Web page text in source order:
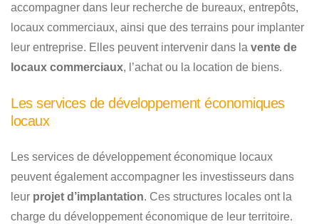
accompagner dans leur recherche de bureaux, entrepôts,
locaux commerciaux, ainsi que des terrains pour implanter
leur entreprise. Elles peuvent intervenir dans la vente de
locaux commerciaux, l’achat ou la location de biens.
Les services de développement économiques
locaux
Les services de développement économique locaux
peuvent également accompagner les investisseurs dans
leur projet d’implantation. Ces structures locales ont la
charge du développement économique de leur territoire.